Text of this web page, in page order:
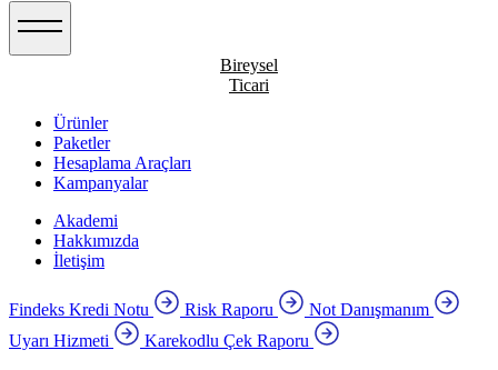
Bireysel
Ticari
Ürünler
Paketler
Hesaplama Araçları
Kampanyalar
Akademi
Hakkımızda
İletişim
Findeks Kredi Notu Risk Raporu
Not Danışmanım
Uyarı Hizmeti
Karekodlu Çek Raporu